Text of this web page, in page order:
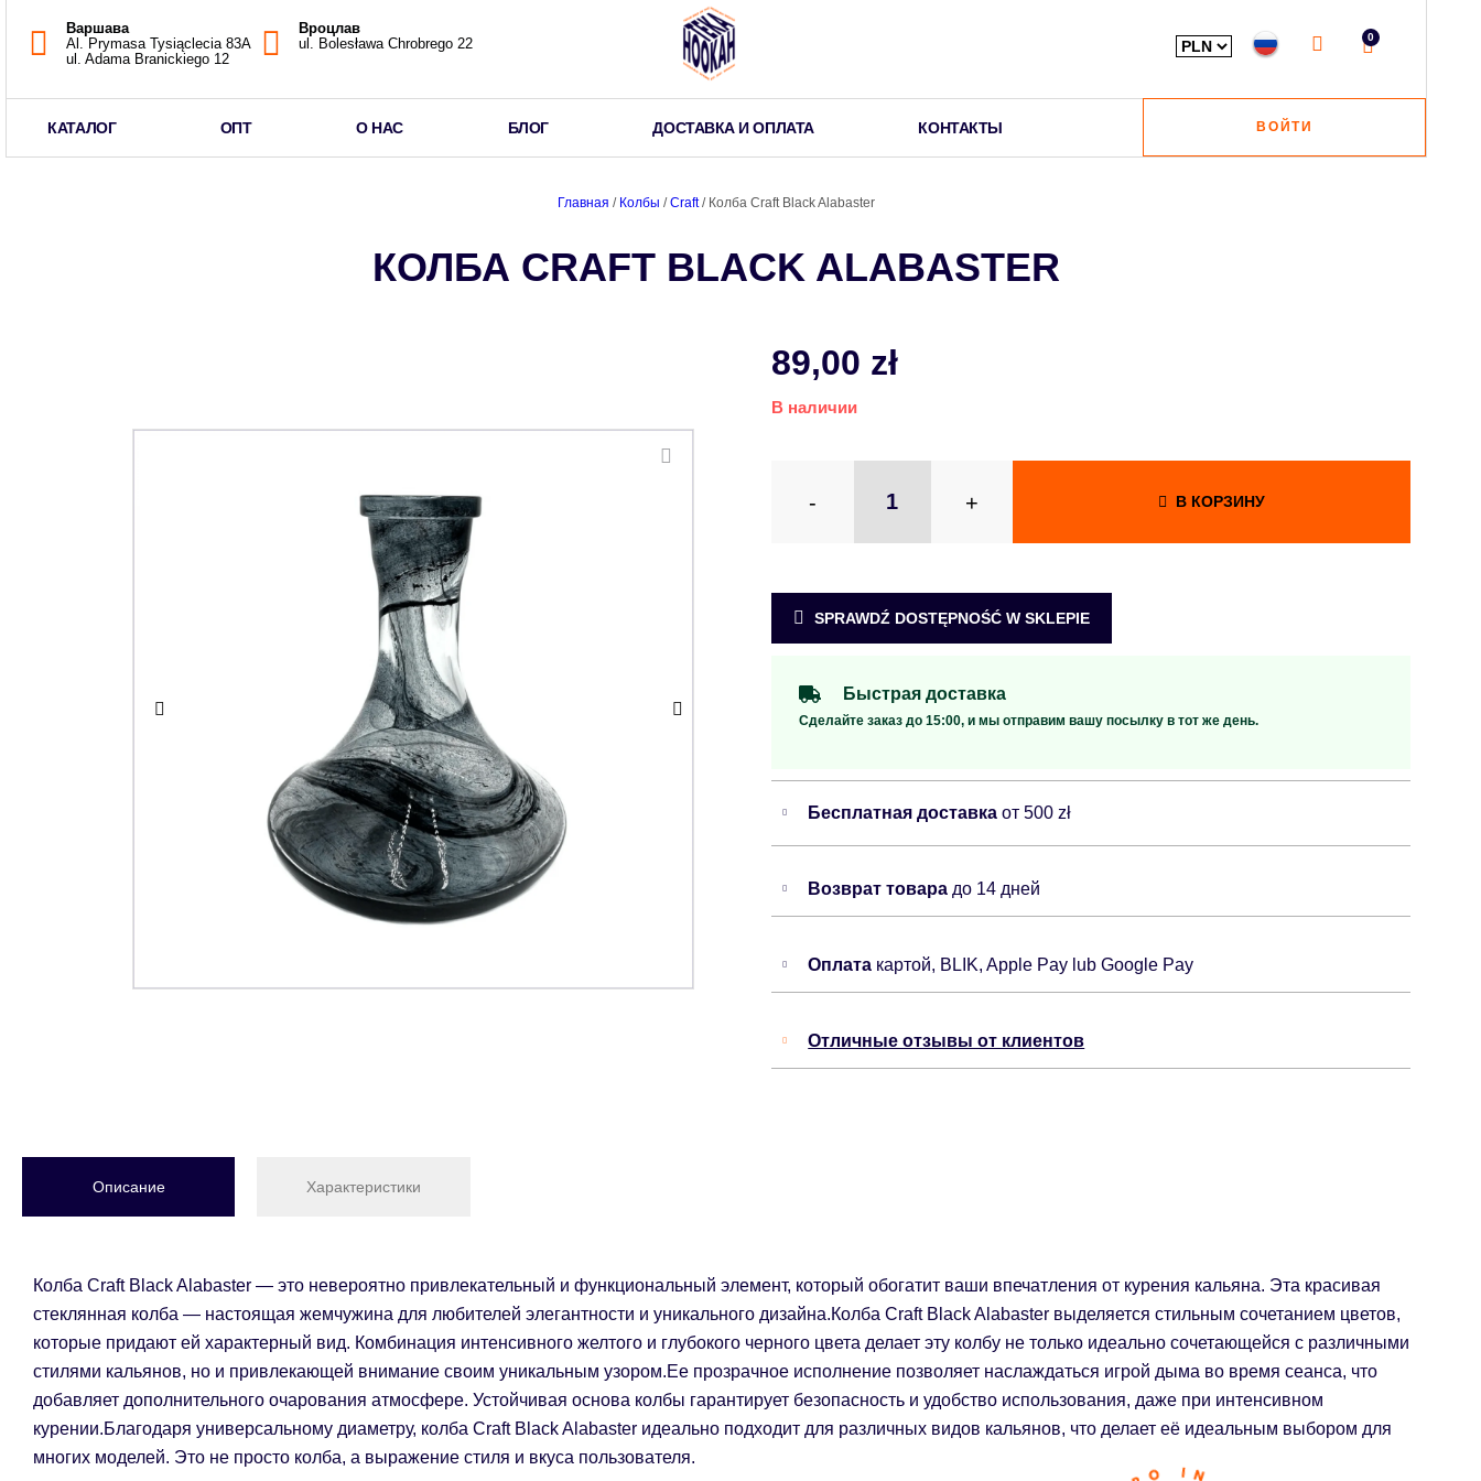
Варшава
Al. Prymasa Tysiąclecia 83A
ul. Adama Branickiego 12
Вроцлав
ul. Bolesława Chrobrego 22
0
КАТАЛОГ ОПТ О НАС БЛОГ ДОСТАВКА И ОПЛАТА КОНТАКТЫ ВОЙТИ
Главная / Колбы /Craft/ Колба Craft Black Alabaster
КОЛБА CRAFT BLACK ALABASTER
89,00 zł
В наличии
- + В КОРЗИНУ
SPRAWDŹ DOSTĘPNOŚĆ W SKLEPIE
Быстрая доставка
Сделайте заказ до 15:00, и мы отправим вашу посылку в тот же день.
Бесплатная доставкаот 500 zł
Возврат товара до 14 дней
Оплата картой, BLIK, Apple Pay lub Google Pay
Отличные отзывы от клиентов
Описание Характеристики
Колба Craft Black Alabaster — это невероятно привлекательный и функциональный элемент, который обогатит ваши впечатления от курения кальяна. Эта красивая
стеклянная колба — настоящая жемчужина для любителей элегантности и уникального дизайна.Колба Craft Black Alabaster выделяется стильным сочетанием цветов,
которые придают ей характерный вид. Комбинация интенсивного желтого и глубокого черного цвета делает эту колбу не только идеально сочетающейся с различными
стилями кальянов, но и привлекающей внимание своим уникальным узором.Ее прозрачное исполнение позволяет наслаждаться игрой дыма во время сеанса, что
добавляет дополнительного очарования атмосфере. Устойчивая основа колбы гарантирует безопасность и удобство использования, даже при интенсивном
курении.Благодаря универсальному диаметру, колба Craft Black Alabaster идеально подходит для различных видов кальянов, что делает её идеальным выбором для
многих моделей. Это не просто колба, а выражение стиля и вкуса пользователя.